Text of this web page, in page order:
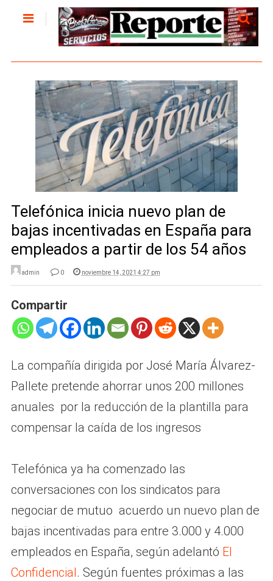
Telefónica inicia nuevo plan de
bajas incentivadas en España para
empleados a partir de los 54 años
admin 0 noviembre 14, 2021 4:27 pm
Compartir
La compañía dirigida por José María Álvarez-
Pallete pretende ahorrar unos 200 millones
anuales por la reducción de la plantilla para
compensar la caída de los ingresos
Telefónica ya ha comenzado las
conversaciones con los sindicatos para
negociar de mutuo acuerdo un nuevo plan de
bajas incentivadas para entre 3.000 y 4.000
empleados en España, según adelantó El
Confidencial. Según fuentes próximas a las